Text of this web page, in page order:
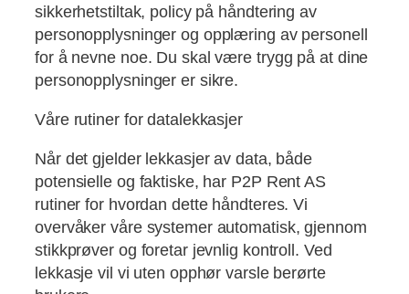
sikkerhetstiltak, policy på håndtering av
personopplysninger og opplæring av personell
for å nevne noe. Du skal være trygg på at dine
personopplysninger er sikre.
Våre rutiner for datalekkasjer
Når det gjelder lekkasjer av data, både
potensielle og faktiske, har P2P Rent AS
rutiner for hvordan dette håndteres. Vi
overvåker våre systemer automatisk, gjennom
stikkprøver og foretar jevnlig kontroll. Ved
lekkasje vil vi uten opphør varsle berørte